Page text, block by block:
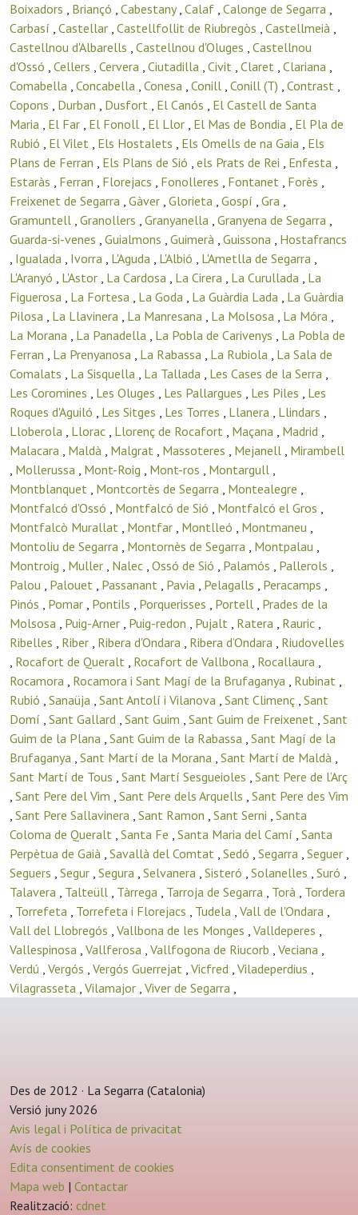
Boixadors , Briançó , Cabestany, Calaf , Calonge de Segarra ,
Carbasí , Castellar , Castellfollit de Riubregòs , Castellmeià ,
Castellnou d'Albarells , Castellnou d'Oluges , Castellnou
d'Ossó , Cellers , Cervera , Ciutadilla , Civit , Claret , Clariana ,
Comabella , Concabella , Conesa , Conill , Conill (T) , Contrast ,
Copons , Durban , Dusfort , El Canós , El Castell de Santa
Maria , El Far , El Fonoll , El Llor , El Mas de Bondia , El Pla de
Rubió , El Vilet , Els Hostalets , Els Omells de na Gaia , Els
Plans de Ferran , Els Plans de Sió , els Prats de Rei , Enfesta ,
Estaràs , Ferran , Florejacs , Fonolleres , Fontanet , Forès ,
Freixenet de Segarra , Gàver , Glorieta , Gospí , Gra ,
Gramuntell , Granollers , Granyanella , Granyena de Segarra ,
Guarda-si-venes , Guialmons , Guimerà , Guissona , Hostafrancs
, Igualada , Ivorra , L'Aguda , L'Albió , L'Ametlla de Segarra ,
L'Aranyó , L'Astor , La Cardosa , La Cirera , La Curullada , La
Figuerosa , La Fortesa , La Goda , La Guàrdia Lada , La Guàrdia
Pilosa , La Llavinera , La Manresana , La Molsosa , La Móra ,
La Morana , La Panadella , La Pobla de Carivenys , La Pobla de
Ferran , La Prenyanosa , La Rabassa , La Rubiola , La Sala de
Comalats , La Sisquella , La Tallada , Les Cases de la Serra ,
Les Coromines , Les Oluges , Les Pallargues , Les Piles , Les
Roques d'Aguiló , Les Sitges , Les Torres , Llanera , Llindars ,
Lloberola , Llorac , Llorenç de Rocafort , Maçana , Madrid ,
Malacara , Maldà , Malgrat , Massoteres , Mejanell , Mirambell
, Mollerussa , Mont-Roig , Mont-ros , Montargull ,
Montblanquet , Montcortès de Segarra , Montealegre ,
Montfalcó d'Ossó , Montfalcó de Sió , Montfalcó el Gros ,
Montfalcò Murallat , Montfar , Montlleó , Montmaneu ,
Montoliu de Segarra , Montornès de Segarra , Montpalau ,
Montroig , Muller , Nalec , Ossó de Sió , Palamós , Pallerols ,
Palou , Palouet , Passanant , Pavia , Pelagalls , Peracamps ,
Pinós , Pomar , Pontils , Porquerisses , Portell , Prades de la
Molsosa , Puig-Arner , Puig-redon , Pujalt , Ratera , Rauric ,
Ribelles , Riber , Ribera d'Ondara , Ribera d’Ondara , Riudovelles
, Rocafort de Queralt , Rocafort de Vallbona , Rocallaura ,
Rocamora , Rocamora i Sant Magí de la Brufaganya , Rubinat ,
Rubió , Sanaüja , Sant Antolí i Vilanova , Sant Climenç , Sant
Domí , Sant Gallard , Sant Guim , Sant Guim de Freixenet , Sant
Guim de la Plana , Sant Guim de la Rabassa , Sant Magí de la
Brufaganya , Sant Martí de la Morana , Sant Martí de Maldà ,
Sant Martí de Tous , Sant Martí Sesgueioles , Sant Pere de l’Arç
, Sant Pere del Vim , Sant Pere dels Arquells , Sant Pere des Vim
, Sant Pere Sallavinera , Sant Ramon , Sant Serni , Santa
Coloma de Queralt , Santa Fe , Santa Maria del Camí , Santa
Perpètua de Gaià , Savallà del Comtat , Sedó , Segarra , Seguer ,
Seguers , Segur , Segura , Selvanera , Sisteró , Solanelles , Suró ,
Talavera , Talteüll , Tàrrega , Tarroja de Segarra , Torà , Tordera
, Torrefeta , Torrefeta i Florejacs , Tudela , Vall de l'Ondara ,
Vall del Llobregós , Vallbona de les Monges , Valldeperes ,
Vallespinosa , Vallferosa , Vallfogona de Riucorb , Veciana ,
Verdú , Vergós , Vergós Guerrejat , Vicfred , Viladeperdius ,
Vilagrasseta , Vilamajor , Viver de Segarra ,
Des de 2012 · La Segarra (Catalonia)
Versió juny 2026
Avis legal i Política de privacitat
Avís de cookies
Edita consentiment de cookies
Mapa web | Contactar
Realització: cdnet